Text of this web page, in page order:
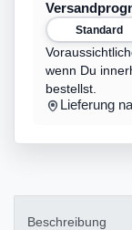
Standard
wenn Du
bestellst.
Lieferung
Beschreibung